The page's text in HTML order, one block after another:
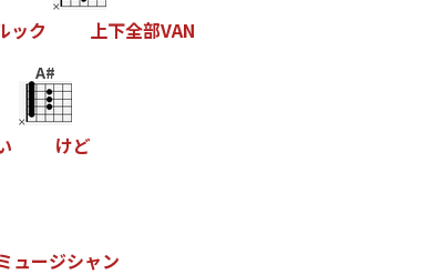
ック 上下全部VAN
A#
けど
ュージシャン